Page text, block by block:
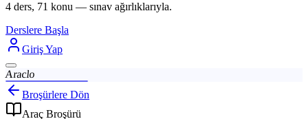
4 ders, 71 konu — sınav ağırlıklarıyla.
Derslere Başla
Giriş Yap
Araclo
Broşürlere Dön
Araç Broşürü